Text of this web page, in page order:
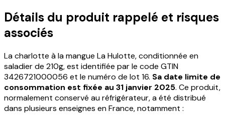
Détails du produit rappelé et risques
associés
La charlotte à la mangue La Hulotte, conditionnée en
saladier de 210g, est identifiée par le code GTIN
3426721000056 et le numéro de lot 16. Sa date limite de
consommation est fixée au 31 janvier 2025. Ce produit,
normalement conservé au réfrigérateur, a été distribué
dans plusieurs enseignes en France, notamment :